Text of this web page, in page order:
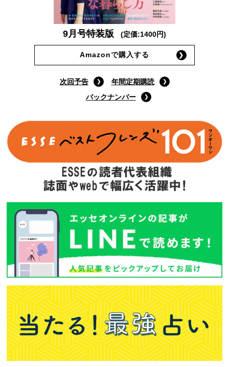
9月号特装版 (定価:1400円)
Amazonで購入する
次回予告
年間定期購読
バックナンバー